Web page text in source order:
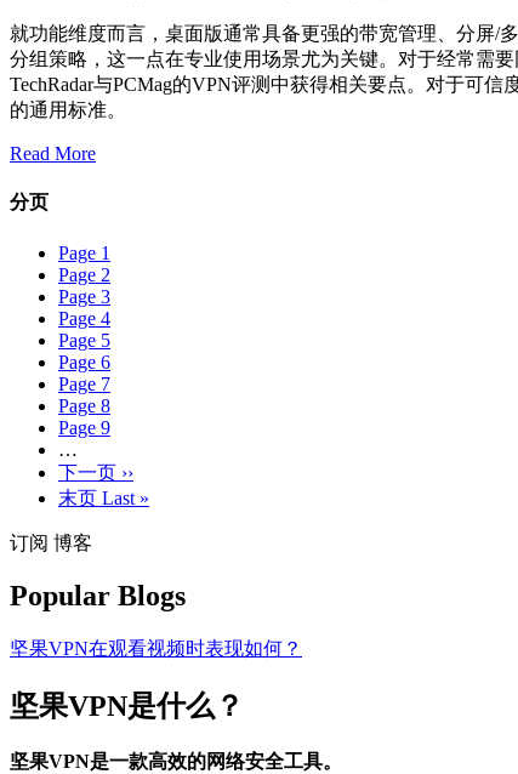
就功能维度而言，桌面版通常具备更强的带宽管理、分屏/
分组策略，这一点在专业使用场景尤为关键。对于经常需
TechRadar与PCMag的VPN评测中获得相关要点。对于可
的通用标准。
Read More
分页
Page 1
Page 2
Page 3
Page 4
Page 5
Page 6
Page 7
Page 8
Page 9
…
下一页 ››
末页 Last »
订阅 博客
Popular Blogs
坚果VPN在观看视频时表现如何？
坚果VPN是什么？
坚果VPN是一款高效的网络安全工具。